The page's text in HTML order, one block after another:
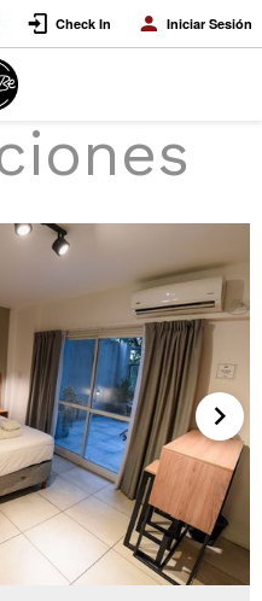
Check In Iniciar Sesión